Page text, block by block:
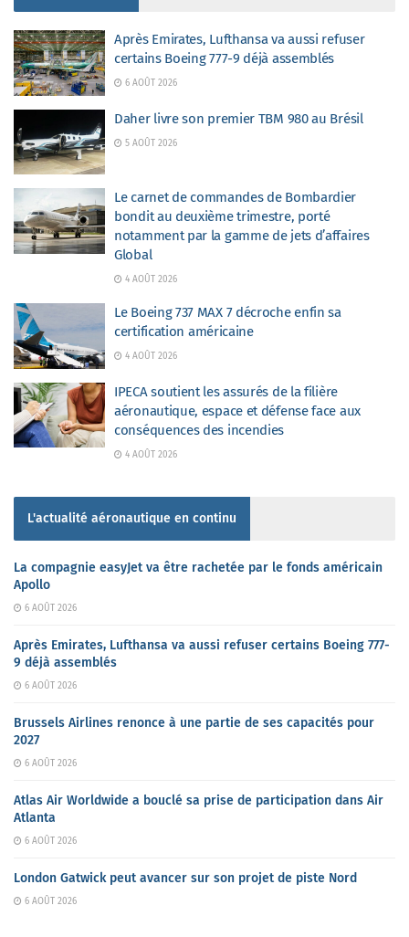
Après Emirates, Lufthansa va aussi refuser
certains Boeing 777-9 déjà assemblés
6 AOÛT 2026
Daher livre son premier TBM 980 au Brésil
5 AOÛT 2026
Le carnet de commandes de Bombardier
bondit au deuxième trimestre, porté
notamment par la gamme de jets d’affaires
Global
4 AOÛT 2026
Le Boeing 737 MAX 7 décroche enfin sa
certification américaine
4 AOÛT 2026
IPECA soutient les assurés de la filière
aéronautique, espace et défense face aux
conséquences des incendies
4 AOÛT 2026
L'actualité aéronautique en continu
La compagnie easyJet va être rachetée par le fonds américain
Apollo
6 AOÛT 2026
Après Emirates, Lufthansa va aussi refuser certains Boeing 777-
9 déjà assemblés
6 AOÛT 2026
Brussels Airlines renonce à une partie de ses capacités pour
2027
6 AOÛT 2026
Atlas Air Worldwide a bouclé sa prise de participation dans Air
Atlanta
6 AOÛT 2026
London Gatwick peut avancer sur son projet de piste Nord
6 AOÛT 2026